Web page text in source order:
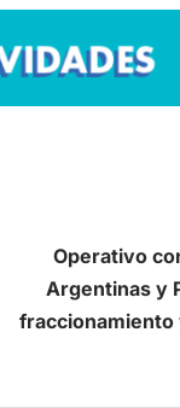
Operativo
Argentinas y
fraccionamiento